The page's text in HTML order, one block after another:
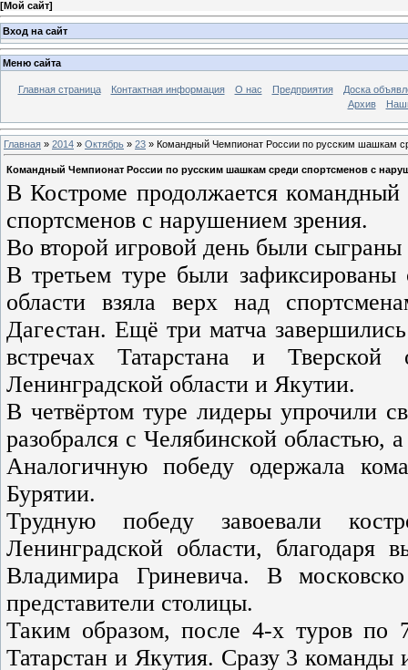
[Мой сайт]
Вход на сайт
Меню сайта
Главная страница Контактная информация О нас Предприятия
Доска
Архив
Главная » 2014 » Октябрь » 23 » Командный Чемпионат России по русским шашкам
Командный Чемпионат России по русским шашкам среди спортсменов с
В Костроме продолжается
спортсменов с нарушением зрения.
Во второй игровой день были сыграны
В третьем туре были зафиксированы
области взяла верх над
Дагестан. Ещё три матча
встречах Татарстана и
Ленинградской области и Якутии.
В четвёртом туре лидеры упрочили
разобрался с Челябинской областью,
Аналогичную победу одержала
Бурятии.
Трудную победу завоевали
Ленинградской области,
Владимира Гриневича. В
представители столицы.
Таким образом, после 4-х туров
Татарстан и Якутия. Сразу 3